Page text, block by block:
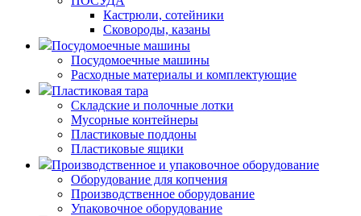
Кастрюли, сотейники
Сковороды, казаны
Посудомоечные машины
Посудомоечные машины
Расходные материалы и комплектующие
Пластиковая тара
Складские и полочные лотки
Мусорные контейнеры
Пластиковые поддоны
Пластиковые ящики
Производственное и упаковочное оборудование
Оборудование для копчения
Производственное оборудование
Упаковочное оборудование